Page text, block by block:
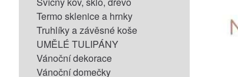
Termo sklenice a hrnky
Truhlíky a závěsné koše
UMĚLÉ TULIPÁNY
Vánoční dekorace
Vánoční domečky